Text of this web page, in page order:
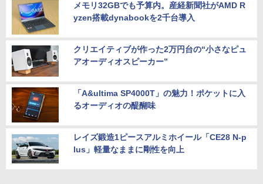
メモリ32GBでも予算内。産経新聞社がAMD R
yzen搭載dynabookを2千台導入
クリエイティブが作った2万円台の“小さなピュ
アオーディオスピーカー”
「A&ultima SP4000T」の魅力！ポケットに入
るオーディオの醍醐味
レイズ鍛造1ピースアルミホイール「CE28 N-p
lus」軽量なままに剛性を向上